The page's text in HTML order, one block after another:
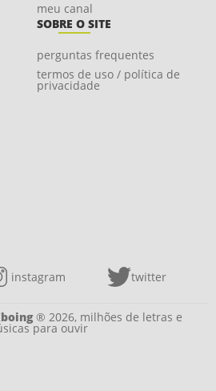
meu canal
SOBRE O SITE
perguntas frequentes
termos de uso / política de
privacidade
instagram twitter
® 2026, milhões de letras e
para ouvir